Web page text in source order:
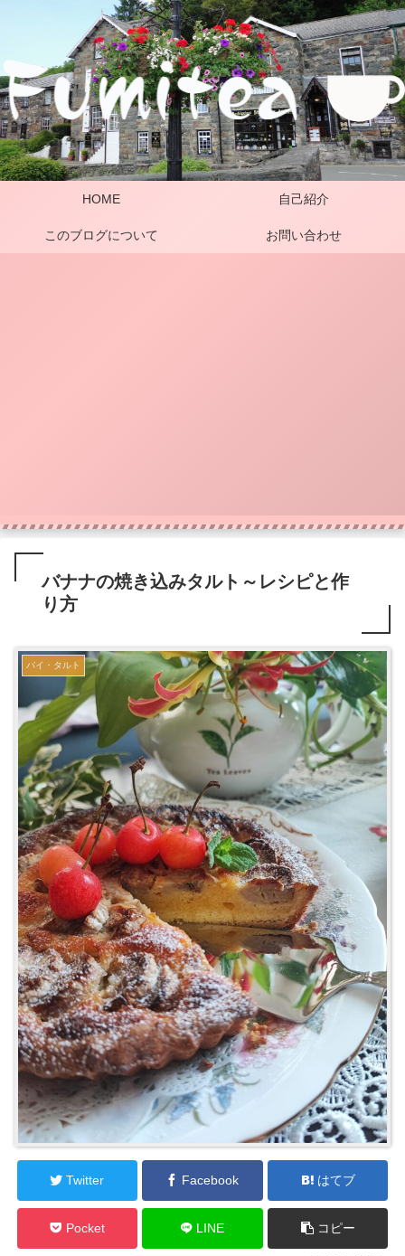
HOME 自己紹介
このブログについて お問い合わせ
バナナの焼き込みタルト～レシピと作
り方
パイ・タルト
Twitter Facebook はてブ
Pocket LINE コピー